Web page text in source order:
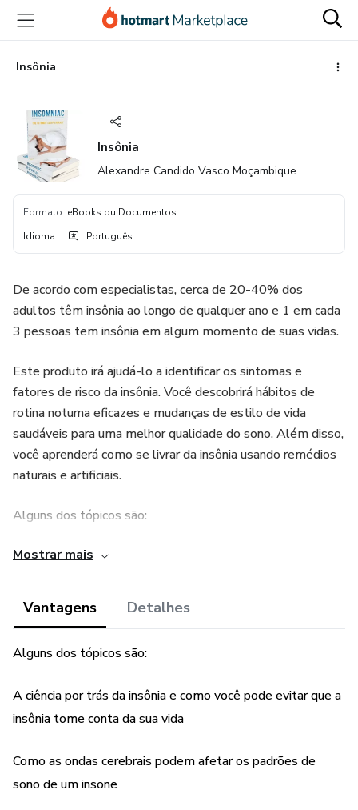
para
conteúdo
principal
para
pagamento
para
rodapé
Insônia
Insônia
Alexandre Candido Vasco Moçambique
Formato: eBooks ou Documentos
Idioma: Português
De acordo com especialistas, cerca de 20-40% dos
adultos têm insônia ao longo de qualquer ano e 1 em cada
3 pessoas tem insônia em algum momento de suas vidas.
Este produto irá ajudá-lo a identificar os sintomas e
fatores de risco da insônia. Você descobrirá hábitos de
rotina noturna eficazes e mudanças de estilo de vida
saudáveis ​​para uma melhor qualidade do sono. Além disso,
você aprenderá como se livrar da insônia usando remédios
naturais e artificiais.
Alguns dos tópicos são:
A ciência por trás da insônia e como você pode evitar que a
Como as ondas cerebrais podem afetar os padrões de
produtividade
artificiais
Mostrar mais
Vantagens Detalhes
Alguns dos tópicos são:
A ciência por trás da insônia e como você pode evitar que a
insônia tome conta da sua vida
Como as ondas cerebrais podem afetar os padrões de
sono de um insone